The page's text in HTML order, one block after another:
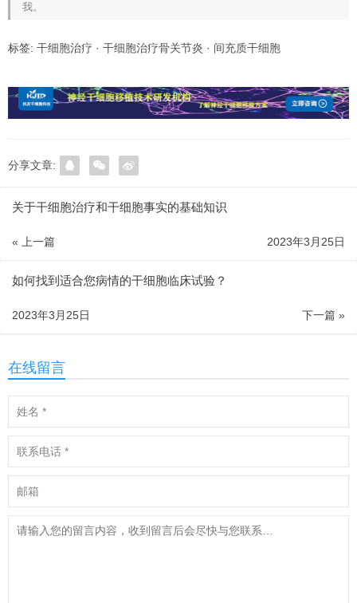
我。
标签: 干细胞治疗 · 干细胞治疗骨关节炎 · 间充质干细胞
分享文章:
关于干细胞治疗和干细胞事实的基础知识
« 上一篇 2023年3月25日
如何找到适合您病情的干细胞临床试验？
下一篇 »
2023年3月25日
在线留言